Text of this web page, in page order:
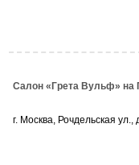
Салон «Грета Вульф» на
г. Москва, Рочдельская ул.,